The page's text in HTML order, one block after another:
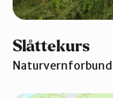
Slåttekurs